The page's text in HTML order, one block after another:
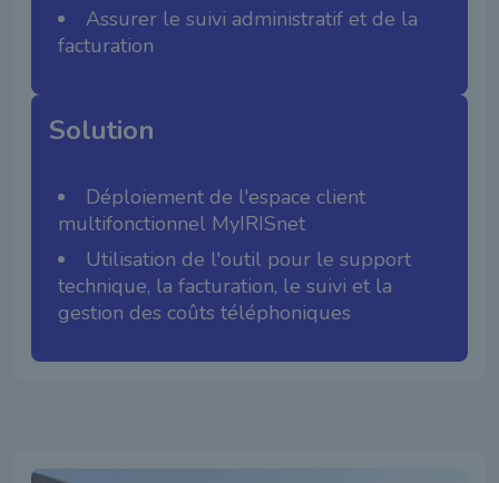
Assurer le suivi administratif et de la
facturation
Solution
Déploiement de l'espace client
multifonctionnel MyIRISnet
Utilisation de l'outil pour le support
technique, la facturation, le suivi et la
gestion des coûts téléphoniques